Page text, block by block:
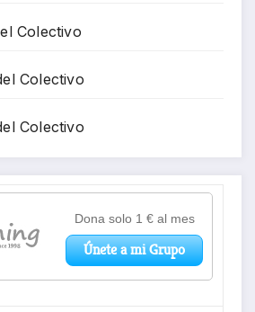
Colectivo
Colectivo
Colectivo